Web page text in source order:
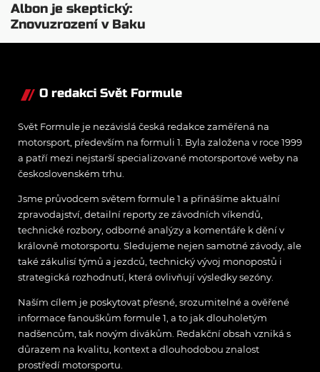
Albon je skeptický:
Znovuzrození v Baku
nepovažuje za reálne
O redakci Svět Formule
Svět Formule je nezávislá česká redakce zaměřená na
motorsport, především na formuli 1. Byla založena v roce 1999
a patří mezi nejstarší specializované motorsportové weby na
československém trhu.
Jsme průvodcem světem formule 1 a přinášíme aktuální
zpravodajství, detailní reporty ze závodních víkendů,
technické rozbory, odborné analýzy a komentáře k dění v
královně motorsportu. Sledujeme nejen samotné závody, ale
také zákulisí týmů a jezdců, technický vývoj monopostů i
strategická rozhodnutí, která ovlivňují výsledky sezóny.
Naším cílem je poskytovat přesné, srozumitelné a ověřené
informace fanouškům formule 1, a to jak dlouholetým
nadšencům, tak novým divákům. Redakční obsah vzniká s
důrazem na kvalitu, kontext a dlouhodobou znalost
prostředí motorsportu.